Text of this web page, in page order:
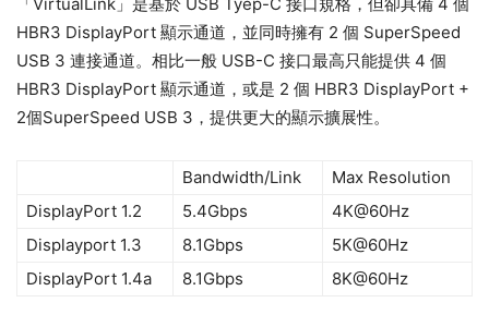
HBR3 DisplayPort 顯示通道，並同時擁有 2 個 SuperSpeed
USB 3 連接通道。相比一般 USB-C 接口最高只能提供 4 個
HBR3 DisplayPort 顯示通道，或是 2 個 HBR3 DisplayPort +
2個SuperSpeed USB 3，提供更大的顯示擴展性。
Bandwidth/Link
Max Resolution
DisplayPort 1.2
5.4Gbps
4K@60Hz
Displayport 1.3
8.1Gbps
5K@60Hz
DisplayPort 1.4a
8.1Gbps 8K@60Hz